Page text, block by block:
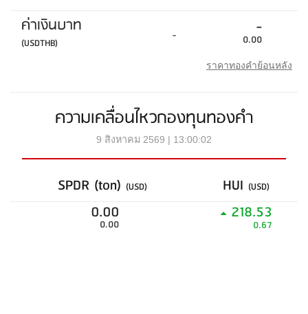
ค่าเงินบาท
(USDTHB) - -
0.00
ราคาทองคำย้อนหลัง
ความเคลื่อนไหวกองทุนทองคำ
9 สิงหาคม 2569 | 13:00:02
SPDR (ton) (USD) HUI (USD)
0.00
0.00
218.53
0.67